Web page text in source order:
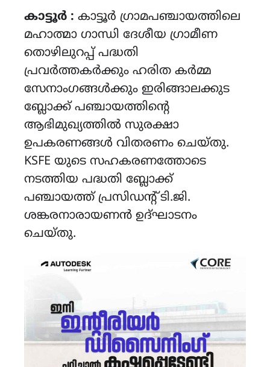
കാട്ടൂർ : കാട്ടൂർ ഗ്രാമപഞ്ചായത്തിലെ
മഹാത്മാ ഗാന്ധി ദേശീയ ഗ്രാമീണ
തൊഴിലുറപ്പ് പദ്ധതി
പ്രവർത്തകർക്കും ഹരിത കർമ്മ
സേനാംഗങ്ങൾക്കും ഇരിങ്ങാലക്കുട
ബ്ലോക്ക് പഞ്ചായത്തിൻ്റെ
ആഭിമുഖ്യത്തിൽ സുരക്ഷാ
ഉപകരണങ്ങൾ വിതരണം ചെയ്തു.
KSFE യുടെ സഹകരണത്തോടെ
നടത്തിയ പദ്ധതി ബ്ലോക്ക്
പഞ്ചായത്ത് പ്രസിഡൻ്റ് ടി.ജി.
ശങ്കരനാരായണൻ ഉദ്ഘാടനം
ചെയ്തു.